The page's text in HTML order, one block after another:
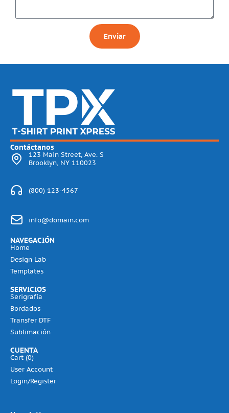
Enviar
Contáctanos
123 Main Street, Ave. S
Brooklyn, NY 110023
(800) 123-4567
info@domain.com
NAVEGACIÓN
Home
Design Lab
Templates
SERVICIOS
Serigrafía
Bordados
Transfer DTF
Sublimación
CUENTA
Cart (0)
User Account
Login/Register